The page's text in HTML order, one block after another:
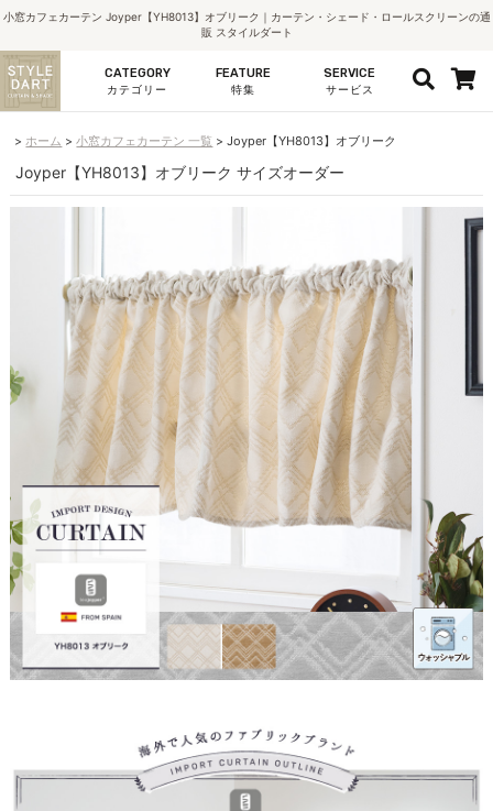
小窓カフェカーテン Joyper【YH8013】オブリーク｜カーテン・シェード・ロールスクリーンの通
販 スタイルダート
CATEGORY
カテゴリー
FEATURE
特集
SERVICE
サービス
ホーム 小窓カフェカーテン 一覧 Joyper【YH8013】オブリーク
Joyper【YH8013】オブリーク サイズオーダー